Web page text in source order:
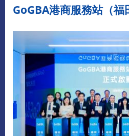
GoGBA港商服務站（福